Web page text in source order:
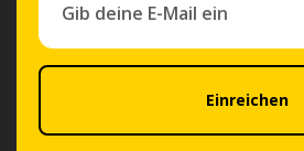
Einreichen